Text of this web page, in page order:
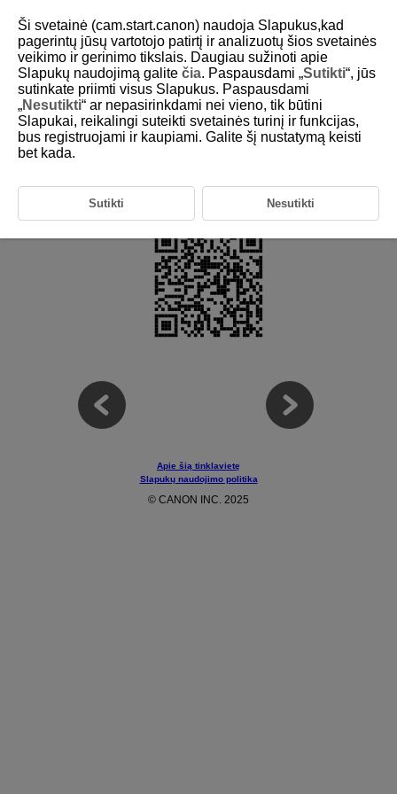
D185-243
Papildoma informacija
Jei reikia informacijos apie objektyvus, suderinamus su fotoaparato
https://cam.start.canon/H001/
Apie šią tinklavietę
Slapukų naudojimo politika
© CANON INC. 2025
Ši svetainė (cam.start.canon) naudoja Slapukus,kad
pagerintų jūsų vartotojo patirtį ir analizuotų šios svetainės
veikimo ir gerinimo tikslais. Daugiau sužinoti apie
Slapukų naudojimą galite čia. Paspausdami „Sutikti“, jūs
sutinkate priimti visus Slapukus. Paspausdami
„Nesutikti“ ar nepasirinkdami nei vieno, tik būtini
Slapukai, reikalingi suteikti svetainės turinį ir funkcijas,
bus registruojami ir kaupiami. Galite šį nustatymą keisti
bet kada.
Sutikti Nesutikti